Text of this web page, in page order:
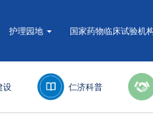
护理园地 国家药物临床试验机
设 仁济科普